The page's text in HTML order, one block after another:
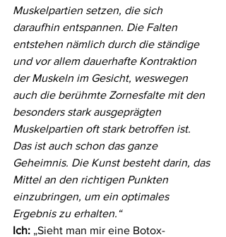
Muskelpartien setzen, die sich
daraufhin entspannen. Die Falten
entstehen nämlich durch die ständige
und vor allem dauerhafte Kontraktion
der Muskeln im Gesicht, weswegen
auch die berühmte Zornesfalte mit den
besonders stark ausgeprägten
Muskelpartien oft stark betroffen ist.
Das ist auch schon das ganze
Geheimnis. Die Kunst besteht darin, das
Mittel an den richtigen Punkten
einzubringen, um ein optimales
Ergebnis zu erhalten.“
Ich: „Sieht man mir eine Botox-